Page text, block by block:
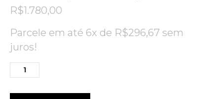
R$1.780,00
Parcele em até 6x de R$296,67 sem
juros!